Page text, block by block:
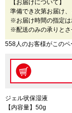
【お届けについて】
準備でき次第お届け
※お届け時間の指定は
※配送のみの承りとさ
558人のお客様がこのペ
ジェル状保湿液
【内容量】50g